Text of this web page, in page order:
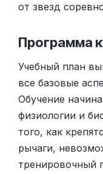
от звезд
Программа
Учебный план
все базовые
Обучение
физиологии и
того, как
рычаги,
тренировочный